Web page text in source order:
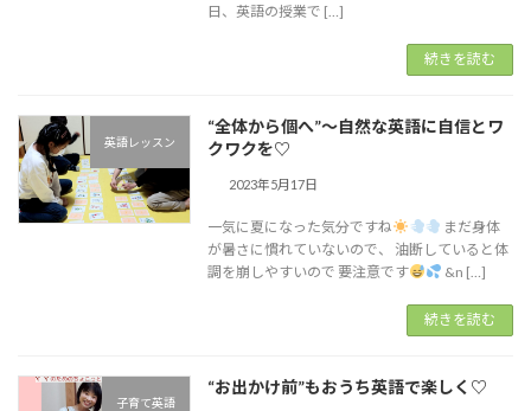
日、英語の授業で […]
続きを読む
英語レッスン
“全体から個へ”～自然な英語に自信とワ
クワクを♡
2023年5月17日
一気に夏になった気分ですね
まだ身体
が暑さに慣れていないので、 油断していると体
調を崩しやすいので 要注意です
&n […]
続きを読む
子育て英語
“お出かけ前”もおうち英語で楽しく♡